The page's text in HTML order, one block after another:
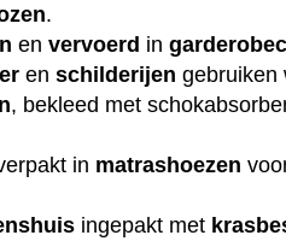
.
envervoerd in
enschilderijen gebruiken
, bekleed met
in matrashoezen
ingepakt met